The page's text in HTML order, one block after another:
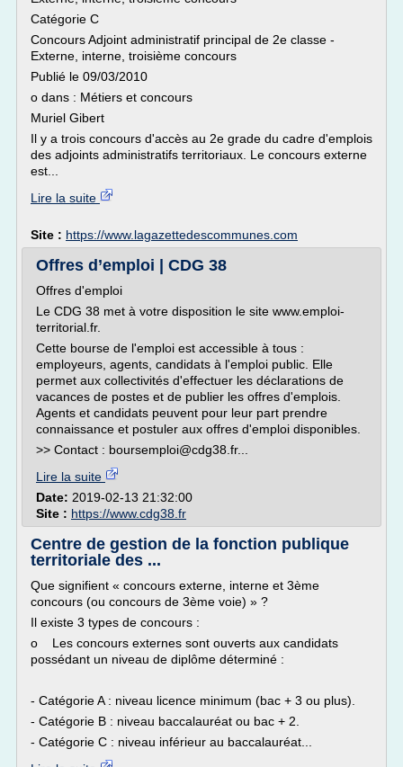
Catégorie C
Concours Adjoint administratif principal de 2e classe -
Externe, interne, troisième concours
Publié le 09/03/2010
o dans : Métiers et concours
Muriel Gibert
Il y a trois concours d'accès au 2e grade du cadre d'emplois
des adjoints administratifs territoriaux. Le concours externe
est...
Lire la suite
Site : https://www.lagazettedescommunes.com
Offres d’emploi | CDG 38
Offres d'emploi
Le CDG 38 met à votre disposition le site www.emploi-
territorial.fr.
Cette bourse de l'emploi est accessible à tous :
employeurs, agents, candidats à l'emploi public. Elle
permet aux collectivités d'effectuer les déclarations de
vacances de postes et de publier les offres d'emplois.
Agents et candidats peuvent pour leur part prendre
connaissance et postuler aux offres d'emploi disponibles.
>> Contact : boursemploi@cdg38.fr...
Lire la suite
Date: 2019-02-13 21:32:00
Site : https://www.cdg38.fr
Centre de gestion de la fonction publique
territoriale des ...
Que signifient « concours externe, interne et 3ème
concours (ou concours de 3ème voie) » ?
Il existe 3 types de concours :
o Les concours externes sont ouverts aux candidats
possédant un niveau de diplôme déterminé :
- Catégorie A : niveau licence minimum (bac + 3 ou plus).
- Catégorie B : niveau baccalauréat ou bac + 2.
- Catégorie C : niveau inférieur au baccalauréat...